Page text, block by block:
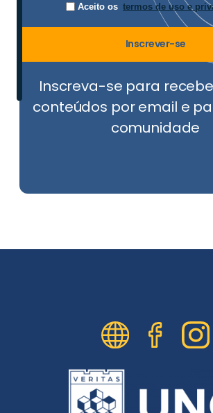
Aceito os termos de uso e
Inscrever-se
Inscreva-se para
conteúdos por email e
comunidade